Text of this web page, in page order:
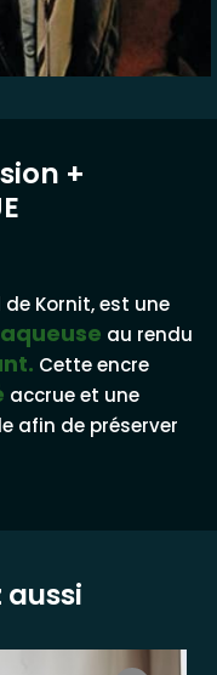
+
de Kornit, est une
au rendu
Cette encre
accrue et une
afin de préserver
aussi